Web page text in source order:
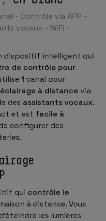
- Contrôle via APP -
vocaux - WiFi -
dispositif intelligent qui
de contrôle pour
1 canal pour
à distance via
des assistants vocaux.
et est facile à
configurer des
qui contrôle le
à distance. Vous
les lumières